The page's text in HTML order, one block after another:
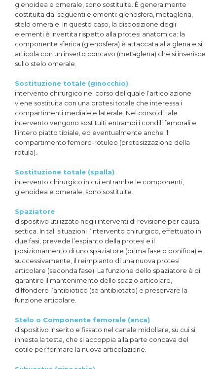
glenoidea e omerale, sono sostituite. È generalmente
costituita dai seguenti elementi: glenosfera, metaglena,
stelo omerale. In questo caso, la disposizione degli
elementi è invertita rispetto alla protesi anatomica: la
componente sferica (glenosfera) è attaccata alla glena e si
articola con un inserto concavo (metaglena) che si inserisce
sullo stelo omerale.
Sostituzione totale (ginocchio)
intervento chirurgico nel corso del quale l’articolazione
viene sostituita con una protesi totale che interessa i
compartimenti mediale e laterale. Nel corso di tale
intervento vengono sostituiti entrambi i condili femorali e
l’intero piatto tibiale, ed eventualmente anche il
compartimento femoro-rotuleo (protesizzazione della
rotula).
Sostituzione totale (spalla)
intervento chirurgico in cui entrambe le componenti,
glenoidea e omerale, sono sostituite.
Spaziatore
dispositivo utilizzato negli interventi di revisione per causa
settica. In tali situazioni l’intervento chirurgico, effettuato in
due fasi, prevede l’espianto della protesi e il
posizionamento di uno spaziatore (prima fase o bonifica) e,
successivamente, il reimpianto di una nuova protesi
articolare (seconda fase). La funzione dello spaziatore è di
garantire il mantenimento dello spazio articolare,
diffondere l’antibiotico (se antibiotato) e preservare la
funzione articolare.
Stelo o Componente femorale (anca)
dispositivo inserito e fissato nel canale midollare, su cui si
innesta la testa, che si accoppia alla parte concava del
cotile per formare la nuova articolazione.